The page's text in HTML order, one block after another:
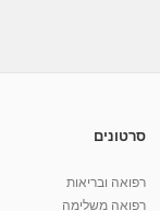
סרטונים
רפואה ובריאות
רפואה משלימה